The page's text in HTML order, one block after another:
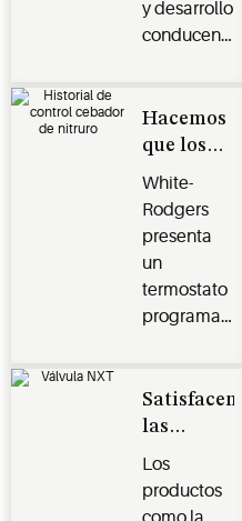
Guerra
Mundial.
y desarrollo
conducen a
del primer
termostato
White-
Rodgers.
Hacemos
que los
productos
excelentes
sean aún
mejores.
White-
Rodgers
presenta
un
termostato
programable
usar, con
los
controles
cebadores
las
mañana,
Los
productos